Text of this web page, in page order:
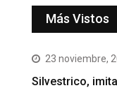
Más Vistos
23 noviembre,
Silvestrico,